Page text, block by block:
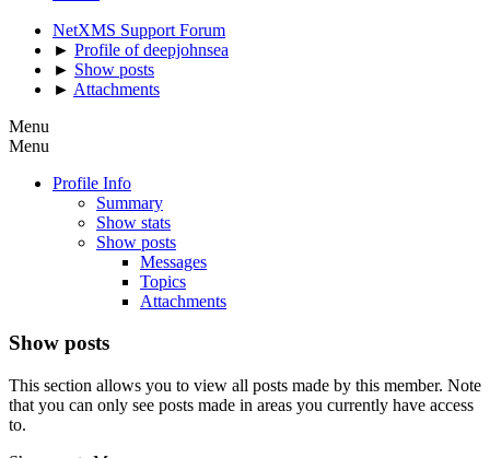
NetXMS Support Forum
► Profile of deepjohnsea
► Show posts
► Attachments
Menu
Menu
Profile Info
Summary
Show stats
Show posts
Messages
Topics
Attachments
Show posts
This section allows you to view all posts made by this member. Note
that you can only see posts made in areas you currently have access
to.